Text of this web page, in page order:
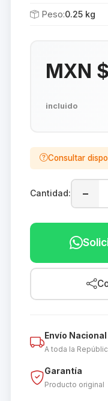
Peso:0.25 kg
MXN
incluido
Consultar
Cantidad: −
Envío Nacional
A toda la
Garantía
Producto original